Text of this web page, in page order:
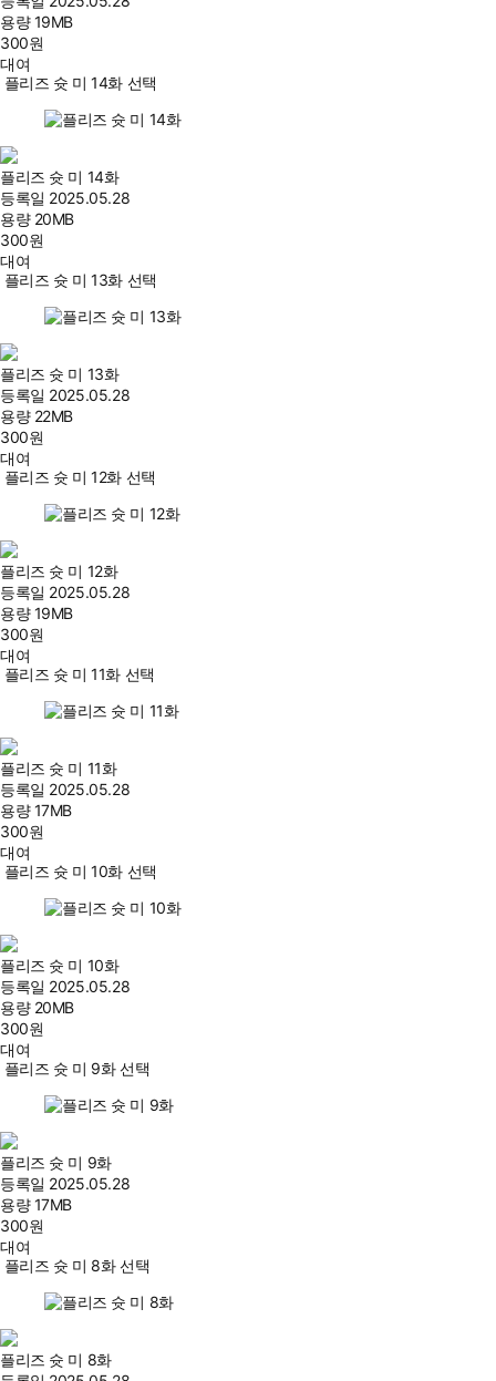
용량19MB
300원
대여
플리즈 슛 미 14화 선택
플리즈 슛 미 14화
등록일 2025.05.28
용량 20MB
300원
대여
플리즈 슛 미 13화 선택
플리즈 슛 미 13화
등록일 2025.05.28
용량 22MB
300원
대여
플리즈 슛 미 12화 선택
플리즈 슛 미 12화
등록일 2025.05.28
용량19MB
300원
대여
플리즈 슛 미 11화 선택
플리즈 슛 미 11화
등록일 2025.05.28
용량17MB
300원
대여
플리즈 슛 미 10화 선택
플리즈 슛 미 10화
등록일 2025.05.28
용량 20MB
300원
대여
플리즈 슛 미 9화 선택
플리즈 슛 미 9화
등록일 2025.05.28
용량17MB
300원
대여
플리즈 슛 미 8화 선택
플리즈 슛 미 8화